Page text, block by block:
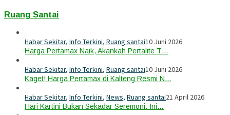
Ruang Santai
Habar Sekitar, Info Terkini, Ruang santai10 Juni 2026
Harga Pertamax Naik, Akankah Pertalite T…
Habar Sekitar, Info Terkini, Ruang santai10 Juni 2026
Kaget! Harga Pertamax di Kalteng Resmi N…
Habar Sekitar, Info Terkini, News, Ruang santai21 April 2026
Hari Kartini Bukan Sekadar Seremoni: Ini…